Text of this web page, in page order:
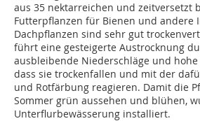
aus 35 nektarreichen und zeitversetzt
Futterpflanzen für Bienen und andere
Dachpflanzen sind sehr gut
führt eine gesteigerte Austrocknung
ausbleibende Niederschläge und
dass sie trockenfallen und mit der
und Rotfärbung reagieren. Damit die
Sommer grün aussehen und blühen,
Unterflurbewässerung installiert.